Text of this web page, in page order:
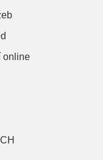
online